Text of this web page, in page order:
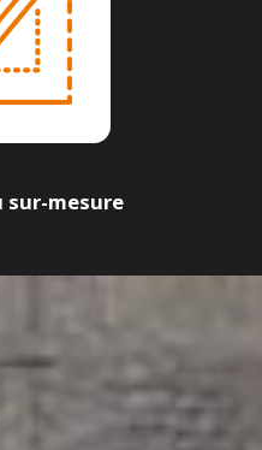
sur-mesure